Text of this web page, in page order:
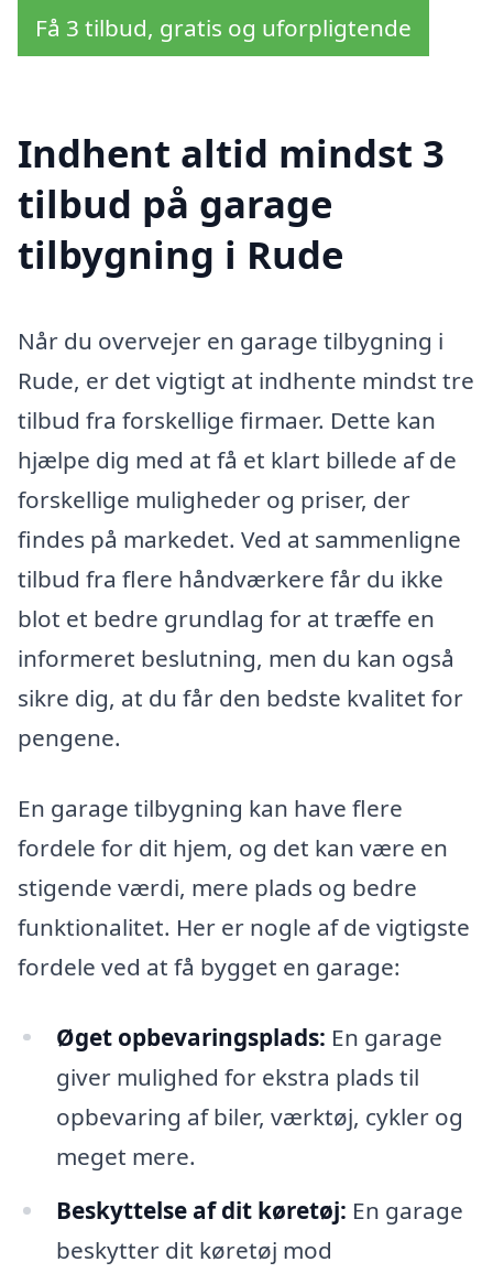
Få 3 tilbud, gratis og uforpligtende
Indhent altid mindst 3
tilbud på garage
tilbygning i Rude
Når du overvejer en garage tilbygning i
Rude, er det vigtigt at indhente mindst tre
tilbud fra forskellige firmaer. Dette kan
hjælpe dig med at få et klart billede af de
forskellige muligheder og priser, der
findes på markedet. Ved at sammenligne
tilbud fra flere håndværkere får du ikke
blot et bedre grundlag for at træffe en
informeret beslutning, men du kan også
sikre dig, at du får den bedste kvalitet for
pengene.
En garage tilbygning kan have flere
fordele for dit hjem, og det kan være en
stigende værdi, mere plads og bedre
funktionalitet. Her er nogle af de vigtigste
fordele ved at få bygget en garage:
Øget opbevaringsplads: En garage
giver mulighed for ekstra plads til
opbevaring af biler, værktøj, cykler og
meget mere.
Beskyttelse af dit køretøj: En garage
beskytter dit køretøj mod